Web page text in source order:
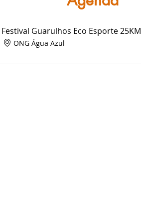
Festival Guarulhos Eco Esporte 25KM
ONG Água Azul